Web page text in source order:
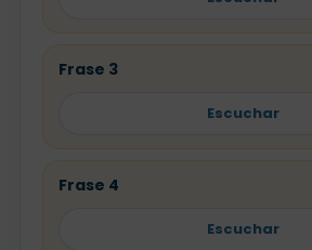
Frase 3
Escuchar
Frase 4
Escuchar